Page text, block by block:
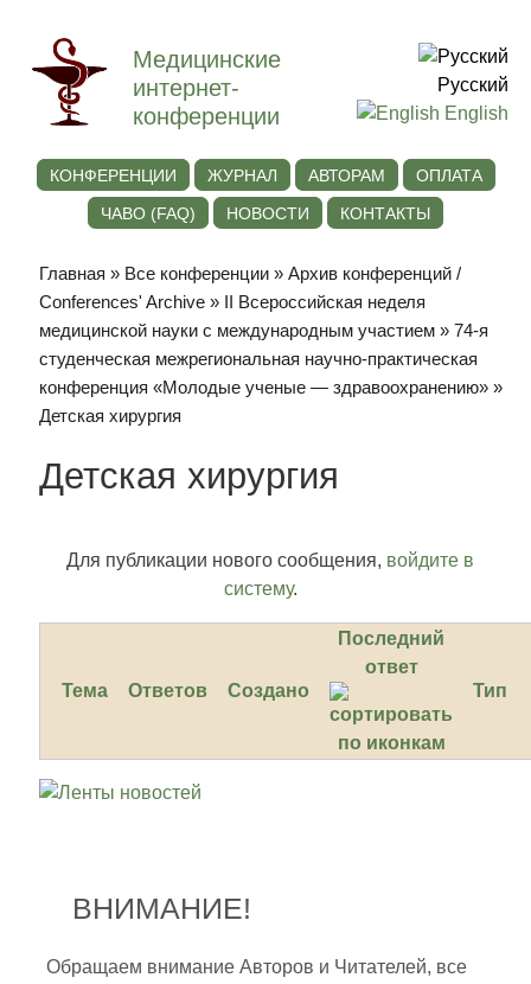
Медицинские
интернет-
конференции
Русский
English
КОНФЕРЕНЦИИ ЖУРНАЛ АВТОРАМ
ОПЛАТА
ЧАВО (FAQ)
НОВОСТИ КОНТАКТЫ
Главная » Все конференции »Архив конференций /
Conferences' Archive » II Всероссийская неделя
медицинской науки с международным участием »74-я
студенческая межрегиональная научно-практическая
конференция «Молодые ученые — здравоохранению» »
Детская хирургия
Детская хирургия
Для публикации нового сообщения, войдите в
систему.
Тема Ответов Создано
Последний
ответ
Тип
ВНИМАНИЕ!
Обращаем внимание Авторов и Читателей, все